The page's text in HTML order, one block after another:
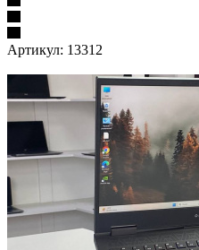
Артикул: 13312